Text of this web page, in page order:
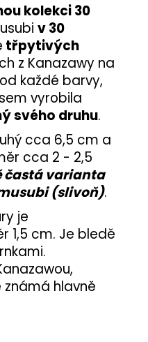
kolekci 30
v 30
třpytivých
z Kanazawy na
každé barvy,
vyrobila
svého druhu.
cca 6,5 cm a
cca 2 - 2,5
častá varianta
(slivoň).
je
1,5 cm. Je bledě
hlavně